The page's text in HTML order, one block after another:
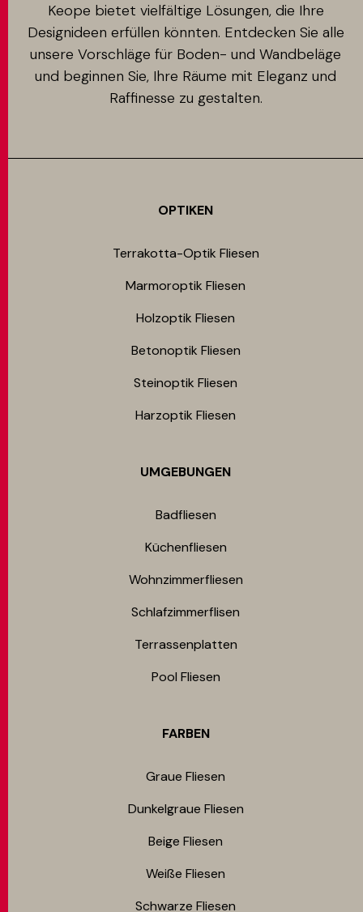
Keope bietet vielfältige Lösungen, die Ihre
Designideen erfüllen könnten. Entdecken Sie alle
unsere Vorschläge für Boden- und Wandbeläge
und beginnen Sie, Ihre Räume mit Eleganz und
Raffinesse zu gestalten.
OPTIKEN
Terrakotta-Optik Fliesen
Marmoroptik Fliesen
Holzoptik Fliesen
Betonoptik Fliesen
Steinoptik Fliesen
Harzoptik Fliesen
UMGEBUNGEN
Badfliesen
Küchenfliesen
Wohnzimmerfliesen
Schlafzimmerflisen
Terrassenplatten
Pool Fliesen
FARBEN
Graue Fliesen
Dunkelgraue Fliesen
Beige Fliesen
Weiße Fliesen
Schwarze Fliesen